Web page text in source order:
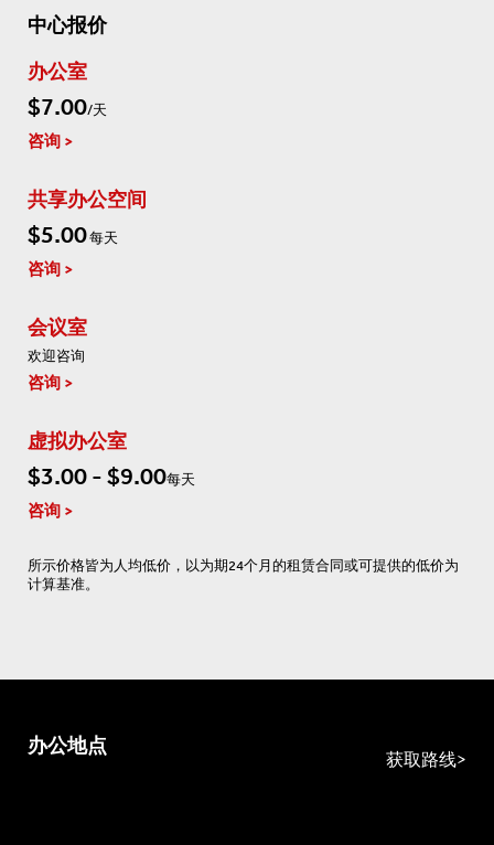
中心报价
办公室
$7.00/天
咨询
共享办公空间
$5.00每天
咨询
会议室
欢迎咨询
咨询
虚拟办公室
$3.00 - $9.00每天
咨询
所示价格皆为人均低价，以为期24个月的租赁合同或可提供的低价为
计算基准。
办公地点
获取路线